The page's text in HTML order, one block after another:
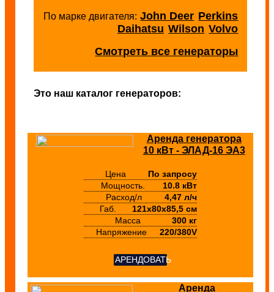
По марке двигателя: John Deer Perkins
Daihatsu Wilson Volvo
Смотреть все генераторы
Это наш каталог генераторов:
Аренда генератора
10 кВт - ЭЛАД-16 ЭА3
Цена
По запросу
Мощность.
10.8 кВт
Расход/л
4,47 л/ч
Габ.
121x80x85,5 см
Масса
300 кг
Напряжение
220/380V
АРЕНДОВАТЬ
Аренда